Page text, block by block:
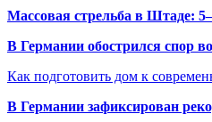
Массовая стрельба в Штаде:
В Германии обострился спор
Как подготовить дом к
В Германии зафиксирован